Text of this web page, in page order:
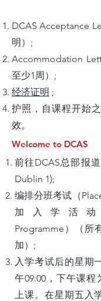
DCAS Acceptance
明）;
Accommodation
至少1周）;
经济证明 ;
护照，自课程开始
效。
Welcome to DCAS
前往DCAS总部报
Dublin 1);​
编排分班考试（
加入学活动
Programme）（所
加）;​
入学考试后的星期
午09:00，下午课程
上课。在星期五入